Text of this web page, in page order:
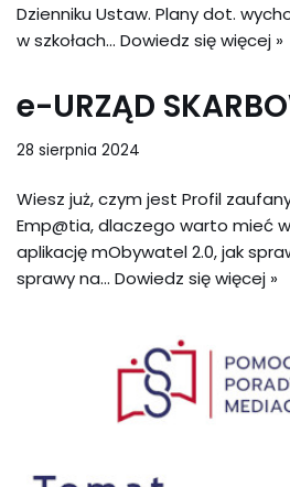
Dzienniku Ustaw. Plany dot.
w szkołach… Dowiedz się więcej »
e-URZĄD
28 sierpnia 2024
Wiesz już, czym jest Profil zaufany,
Emp@tia, dlaczego warto mieć
aplikację mObywatel 2.0, jak
sprawy na… Dowiedz się więcej »